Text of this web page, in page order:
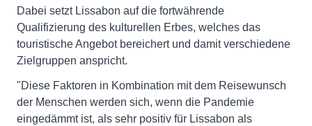
Dabei setzt Lissabon auf die fortwährende
Qualifizierung des kulturellen Erbes, welches das
touristische Angebot bereichert und damit verschiedene
Zielgruppen anspricht.
"Diese Faktoren in Kombination mit dem Reisewunsch
der Menschen werden sich, wenn die Pandemie
eingedämmt ist, als sehr positiv für Lissabon als